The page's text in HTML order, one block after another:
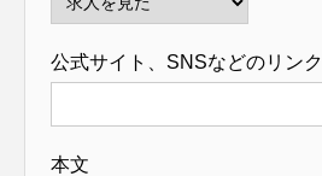
公式サイト、SNSなどのリンク
本文